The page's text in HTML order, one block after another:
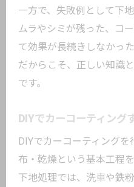
一方で、失敗例として下
ムラやシミが残った、コ
て効果が長続きしなかっ
だからこそ、正しい知識
です。
DIYでカーコーティング
DIYでカーコーティング
布・乾燥という基本工程
下地処理では、洗車や鉄